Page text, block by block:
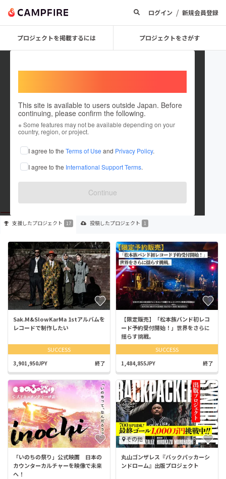
ログイン / 新規会員登録
プロジェクトを掲載するには プロジェクトをさがす
This site is available to users outside Japan. Before
continuing, please confirm the following.
※ Some features may not be available depending on your
country, region, or project.
I agree to the Terms of Use and Privacy Policy.
I agree to the International Support Terms.
Continue
MasakiObari
これまでに17回支援して1件のプロジェクトを投稿しています
在住国：日本 現在地：未設定
出身国：日本 出身地：未設定
支援したプロジェクト 17 投稿したプロジェクト 1
Sak.M&SlowKarMa 1stアルバムを
レコードで制作したい
SUCCESS
3,901,950JPY 終了
【限定販売】「松本族バンド初レコ
ード予約受付開始！」世界をさらに
揺らす挑戦。
SUCCESS
1,484,855JPY 終了
「いのちの祭り」公式映画 日本の
カウンターカルチャーを映像で未来
へ！
その他
丸山ゴンザレス『バックパッカーシ
ンドローム』出版プロジェクト